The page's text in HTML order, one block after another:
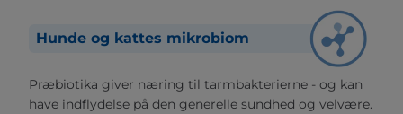
Hunde og kattes mikrobiom
Præbiotika giver næring til tarmbakterierne - og kan
have indflydelse på den generelle sundhed og velvære.